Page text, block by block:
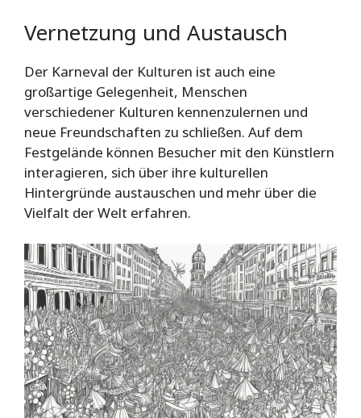
Vernetzung und Austausch
Der Karneval der Kulturen ist auch eine
großartige Gelegenheit, Menschen
verschiedener Kulturen kennenzulernen und
neue Freundschaften zu schließen. Auf dem
Festgelände können Besucher mit den Künstlern
interagieren, sich über ihre kulturellen
Hintergründe austauschen und mehr über die
Vielfalt der Welt erfahren.